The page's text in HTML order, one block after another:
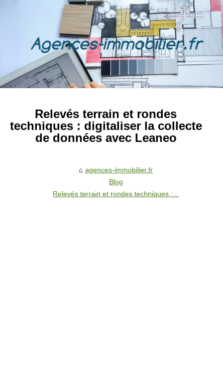
Relevés terrain et rondes
techniques : digitaliser la collecte
de données avec Leaneo
agences-immobilier.fr
Blog
Relevés terrain et rondes techniques :...